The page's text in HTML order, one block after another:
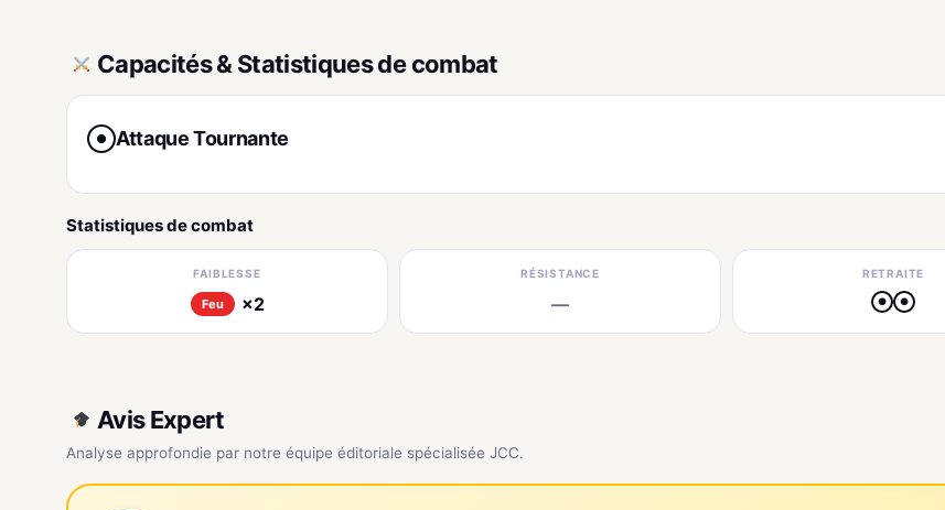
Capacités & Statistiques de combat
● Attaque Tournante
Statistiques de combat
FAIBLESSE
Feu ×2
RÉSISTANCE
—
RETRAITE
● ●
Avis Expert
Analyse approfondie par notre équipe éditoriale spécialisée JCC.